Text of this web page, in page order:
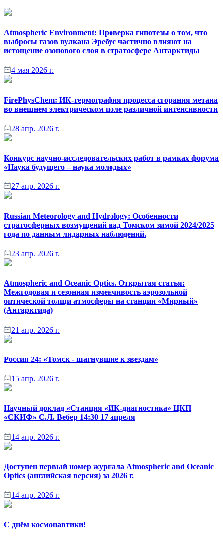
Atmospheric Environment: Проверка гипотезы о том, что
выбросы газов вулкана Эребус частично влияют на
истощение озонового слоя в стратосфере Антарктиды
4 мая 2026 г.
FirePhysChem: ИК-термография процесса сгорания метана
во внешнем электрическом поле различной интенсивности
28 апр. 2026 г.
Конкурс научно-исследовательских работ в рамках форума
«Наука будущего – наука молодых»
27 апр. 2026 г.
Russian Meteorology and Hydrology: Особенности
стратосферных возмущений над Томском зимой 2024/2025
года по данным лидарных наблюдений.
23 апр. 2026 г.
Atmospheric and Oceanic Optics. Открытая статья:
Межгодовая и сезонная изменчивость аэрозольной
оптической толщи атмосферы на станции «Мирный»
(Антарктида)
21 апр. 2026 г.
Россия 24: «Томск - шагнувшие к звёздам»
15 апр. 2026 г.
Научный доклад «Станция «ИК-диагностика» ЦКП
«СКИФ» С.Л. Вебер 14:30 17 апреля
14 апр. 2026 г.
Доступен первый номер журнала Atmospheric and Oceanic
Optics (английская версия) за 2026 г.
14 апр. 2026 г.
С днём космонавтики!